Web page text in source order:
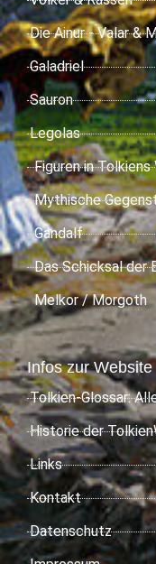
Die Ainur - Valar &
Galadriel
Sauron
Legolas
Figuren in
Mythische
Gandalf
Das Schicksal der
Melkor / Morgoth
Infos zur Website
Tolkien-Glossar:
Historie der
Links
Kontakt
Datenschutz